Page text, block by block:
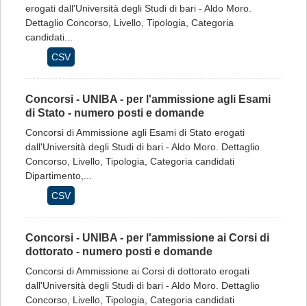
erogati dall'Università degli Studi di bari - Aldo Moro.
Dettaglio Concorso, Livello, Tipologia, Categoria
candidati...
CSV
Concorsi - UNIBA - per l'ammissione agli Esami
di Stato - numero posti e domande
Concorsi di Ammissione agli Esami di Stato erogati
dall'Università degli Studi di bari - Aldo Moro. Dettaglio
Concorso, Livello, Tipologia, Categoria candidati
Dipartimento,...
CSV
Concorsi - UNIBA - per l'ammissione ai Corsi di
dottorato - numero posti e domande
Concorsi di Ammissione ai Corsi di dottorato erogati
dall'Università degli Studi di bari - Aldo Moro. Dettaglio
Concorso, Livello, Tipologia, Categoria candidati